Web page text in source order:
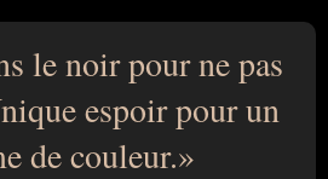
le noir pour ne pas
espoir pour un
de couleur.